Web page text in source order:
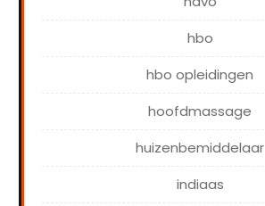
hbo
hbo opleidingen
hoofdmassage
huizenbemiddelaar
indiaas